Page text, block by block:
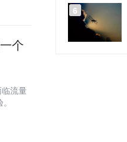
个
流量
6